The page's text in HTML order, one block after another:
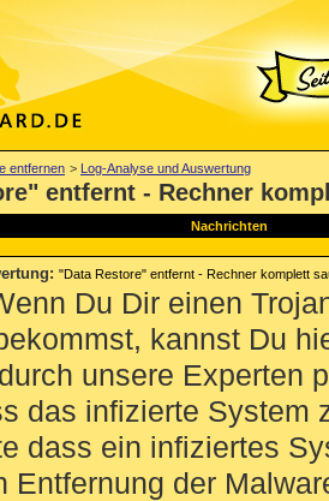
entfernen > Log-Analyse und Auswertung
entfernt - Rechner
Nachrichten
: "Data Restore" entfernt - Rechner komplett
Du Dir einen
kannst Du
unsere Experten
das infizierte System
dass ein infiziertes
Entfernung der